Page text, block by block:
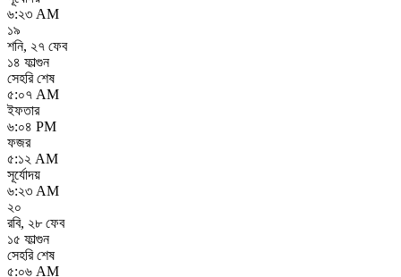
৬:২৩ AM
১৯
শনি, ২৭ ফেব
১৪ ফাল্গুন
সেহরি শেষ
৫:০৭ AM
ইফতার
৬:০৪ PM
ফজর
৫:১২ AM
সূর্যোদয়
৬:২৩ AM
২০
রবি, ২৮ ফেব
১৫ ফাল্গুন
সেহরি শেষ
৫:০৬ AM